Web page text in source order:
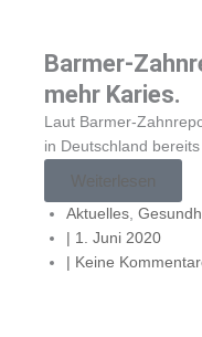
Barmer-
mehr Karies.
Laut Barmer-
in Deutschland
Weiterlesen
Aktuelles,
1. Juni 2020
Keine